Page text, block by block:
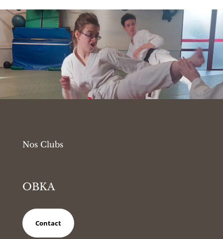
Nos Clubs
OBKA
Contact